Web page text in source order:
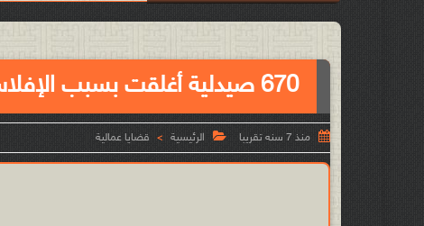
670 صيدلية أغلقت بسبب الإفلاس
 منذ 7 سنه تقريبا  الرئيسية > قضايا عمالية